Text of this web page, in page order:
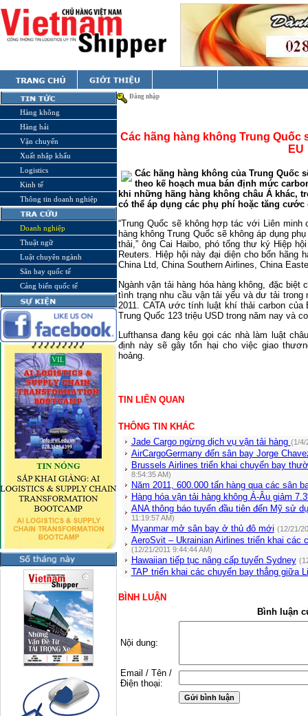
Hàng không
Hàng hải
Vận chuyển
Xuất nhập khẩu
Logistics
Kinh tế
Thông tin doanh nghiệp
Doanh nghiệp
Thuật ngữ
Luật chuyên ngành
Sân bay quốc tế
Cảng biển quốc tế
Đăng nhập
Các hãng hàng không Trung Quốc
EU
Các hãng hàng không của Trung Quốc
theo kế hoạch mua bán định mức
khi những hãng hàng không châu Á khác,
có thể áp dụng các phụ phí hoặc tăng cước
“Trung Quốc sẽ không hợp tác với Liên
hàng không Trung Quốc sẽ không áp dụng
thải,” ông Cai Haibo, phó tổng thư ký Hiệp
Reuters. Hiệp hội này đại diện cho bốn hãng
China Ltd, China Southern Airlines, China
Ngành vận tải hàng hóa hàng không, đặc
tình trạng nhu cầu vận tải yếu và dư tải
2011. CATA ước tính luật khí thải carbon
Trung Quốc 123 triệu USD trong năm nay và
Lufthansa đang kêu gọi các nhà làm luật
định này sẽ gây tổn hại cho việc giao
hoảng.
TIN LIÊN QUAN
THÔNG TIN KHÁC
Jade Cargo ngừng dịch vụ vận tải hàng (1/4/
AirCargoGermany đến sân bay Jorge
Brussels Airlines triển khai chuyến bay
8:54:35 AM)
Năm 2011, 600.000 tấn hàng qua các sân
Hàng hóa vận tải hàng không Á-Âu giảm
ANA thông báo tuyến đầu tiên đến Mỹ sử
11:19:57 AM)
Myanmar mở sân bay ở thủ đô mới (12/21/
AeroSvit – Ukrainian Airlines triển khai các
(12/21/2011 9:44:44 AM)
Hawaiian tiếp tục nâng cấp tuyến Sydney
TAP triển khai các chuyến bay thẳng giữa
BÌNH LUẬN
Bình luận
Nội dung:
Email / Tên /
Điện thoại: